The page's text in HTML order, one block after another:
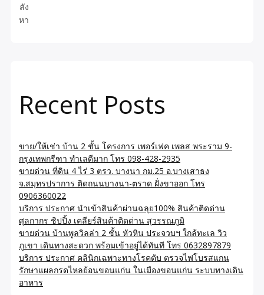
สัง
หา
Recent Posts
ขาย/ให้เช่า บ้าน 2 ชั้น โครงการ เพอร์เฟค เพลส พระราม 9-
กรุงเทพกรีฑา ทำเลดีมาก โทร 098-428-2935
ขายด่วน ที่ดิน 4 ไร่ 3 ตรว. บางนา กม.25 อ.บางเสาธง
จ.สมุทรปราการ ติดถนนบางนา-ตราด ฝั่งขาออก โทร
0906360022
บริการ ประกาศ นำเข้าสินค้าผ่านฉลุย100% สินค้าติดด่าน
ศุลกากร ชิปปิ้ง เคลียร์สินค้าติดด่าน สุวรรณภูมิ
ขายด่วน บ้านพูลวิลล่า 2 ชั้น หัวหิน ประจวบฯ ใกล้ทะเล วิว
ภูเขา เดินทางสะดวก พร้อมเข้าอยู่ได้ทันที โทร 0632897879
บริการ ประกาศ คลินิกเฉพาะทางโรคตับ ตรวจไฟโบรสแกน
รักษาแผลกรดไหลย้อนขอนแก่น ในเมืองขอนแก่น ระบบทางเดิน
อาหาร